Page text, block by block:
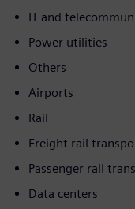
IT and
Power utilities
Others
Airports
Rail
Freight rail
Passenger rail
Data centers